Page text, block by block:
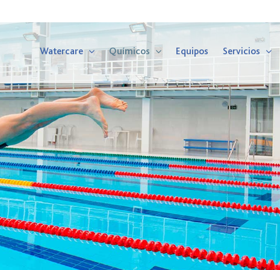
Watercare Químicos Equipos Servicios